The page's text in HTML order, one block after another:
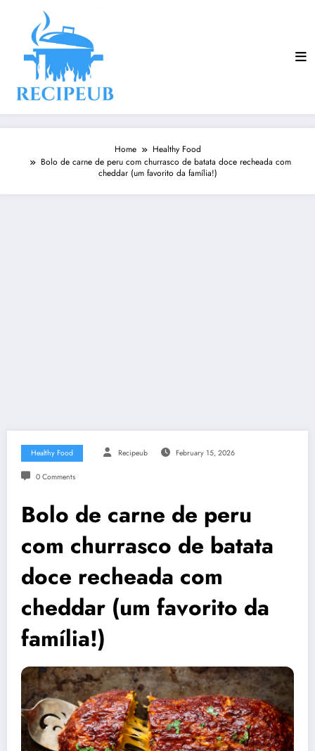
Home
Healthy Food
Bolo de carne de peru com churrasco de batata doce recheada com
cheddar (um favorito da família!)
Healthy Food Recipeub February 15, 2026
0 Comments
Bolo de carne de peru
com churrasco de batata
doce recheada com
cheddar (um favorito da
família!)